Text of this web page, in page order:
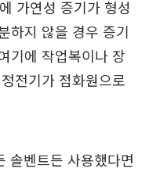
가연성 증기가 형성
하지 않을 경우 증기
기에 작업복이나 장
전기가 점화원으로
솔벤트든 사용했다면